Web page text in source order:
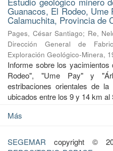
Guanacos, El Rodeo,
Calamuchita, Provincia de
Pages, César Santiago; Re,
Dirección General de
Exploración Geológico-Minera,
Informe sobre los
Rodeo", "Ume Pay" y
estribaciones orientales de
ubicados entre los 9 y 14 km al
Más
SEGEMAR copyright ©